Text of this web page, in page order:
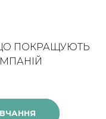
ПОКРАЩУЮТЬ